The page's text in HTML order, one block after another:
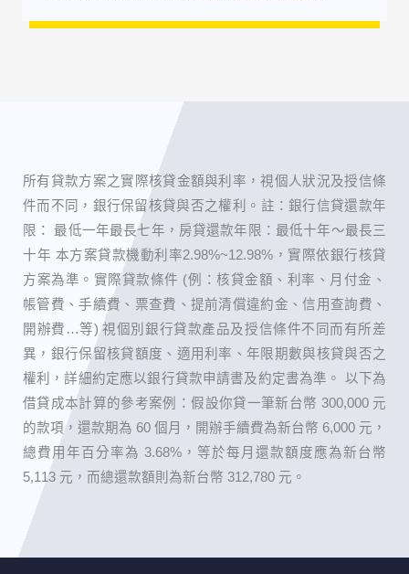
所有貸款方案之實際核貸金額與利率，視個人狀況及授信條
件而不同，銀行保留核貸與否之權利。 ​註：銀行信貸還款年
限： 最低一年最長七年，房貸還款年限：最低十年～最長三
十年 本方案貸款機動利率2.98%~12.98%，實際依銀行核貸
方案為準。實際貸款條件 (例：核貸金額、利率、月付金、
帳管費、手續費、票查費、提前清償違約金、信用查詢費、
開辦費…等) 視個別銀行貸款產品及授信條件不同而有所差
異，銀行保留核貸額度、適用利率、年限期數與核貸與否之
權利，詳細約定應以銀行貸款申請書及約定書為準。 以下為
借貸成本計算的參考案例：假設你貸一筆新台幣 300,000 元
的款項，還款期為 60 個月，開辦手續費為新台幣 6,000 元，
總費用年百分率為 3.68%，等於每月還款額度應為新台幣
5,113 元，而總還款額則為新台幣 312,780 元。